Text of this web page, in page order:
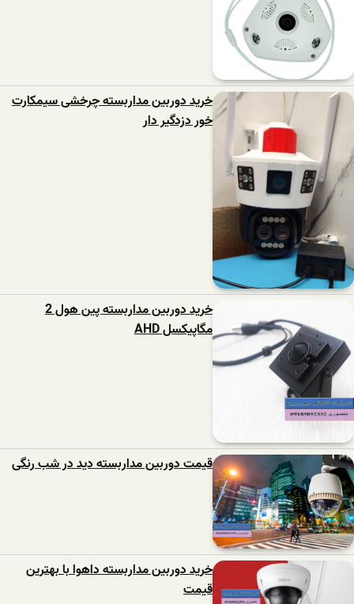
خرید دوربین مداربسته چرخشی سیمکارت
خور دزدگیر دار
خرید دوربین مداربسته پین هول 2
مگاپیکسل AHD
قیمت دوربین مداربسته دید در شب رنگی
خرید دوربین مداربسته داهوا با بهترین
قیمت